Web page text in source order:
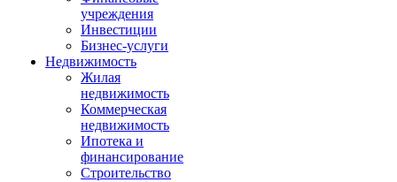
учреждения
Инвестиции
Бизнес-услуги
Недвижимость
Жилая
недвижимость
Коммерческая
недвижимость
Ипотека и
финансирование
Строительство